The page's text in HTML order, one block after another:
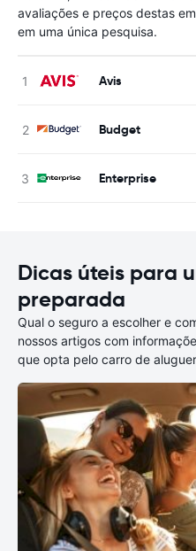
avaliações e preços destas
em uma única pesquisa.
Avis
Budget
Enterprise
Dicas úteis para
preparada
Qual o seguro a escolher e
nossos artigos com
que opta pelo carro de